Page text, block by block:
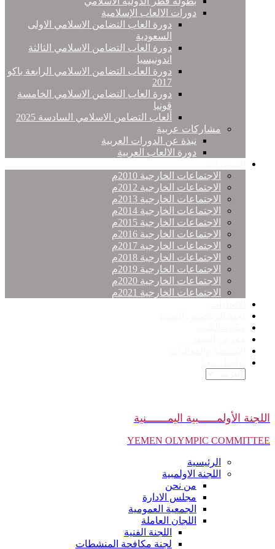
دورات الالعاب الإسلامية
دورة العاب التضامن الاسلامي الاولى
السعودية
دورة العاب التضامن الاسلامي الثالثة
اندونيسيا
دورة العاب التضامن الاسلامي الرابعة باكو
2017
دورة العاب التضامن الاسلامي الخامسة
قونيا
ألعاب التضامن الاسلامي السادسة 2025
مشاركات عربية
نبذة عن الدورات العربية
دورة الالعاب العربية
الاجتماعات الخارجية 2010م
الاجتماعات الخارجية 2012م
الاجتماعات الخارجية 2013م
الاجتماعات الخارجية 2014م
الاجتماعات الخارجية 2015م
الاجتماعات الخارجية 2016م
الاجتماعات الخارجية 2017م
الاجتماعات الخارجية 2018م
الاجتماعات الخارجية 2019م
الاجتماعات الخارجية 2020م
الاجتماعات الخارجية 2021م
اللجنة الأولمــــــبية اليمـــــــنية
YEMEN OLYMPIC COMMITTEE
الرئيسية
اللجنة الاولمبية
من نحن
مجلس الادارة
الجمعية العمومية
اللجان العاملة
اللجنة الفنية
لجنة مكافحة المنشطات